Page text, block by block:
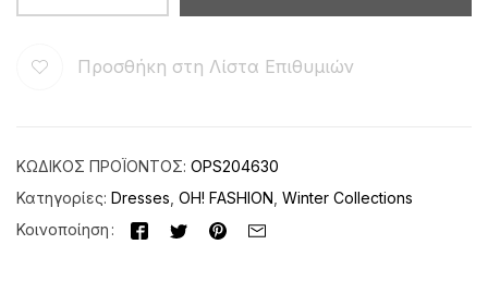
Προσθήκη στη Λίστα Επιθυμιών
ΚΩΔΙΚΌΣ ΠΡΟΪΌΝΤΟΣ: OPS204630
Κατηγορίες: Dresses OH! FASHION Winter Collections
Κοινοποίηση